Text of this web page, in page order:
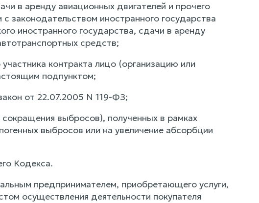
в аренду авиационных двигателей и прочего
законодательством иностранного государства
иностранного государства, сдачи в аренду
средств;
контракта лицо (организацию или
подпунктом;
от 22.07.2005 N 119-ФЗ;
выбросов), полученных в рамках
выбросов или на увеличение абсорбции
Кодекса.
предпринимателем, приобретающего услуги,
осуществления деятельности покупателя